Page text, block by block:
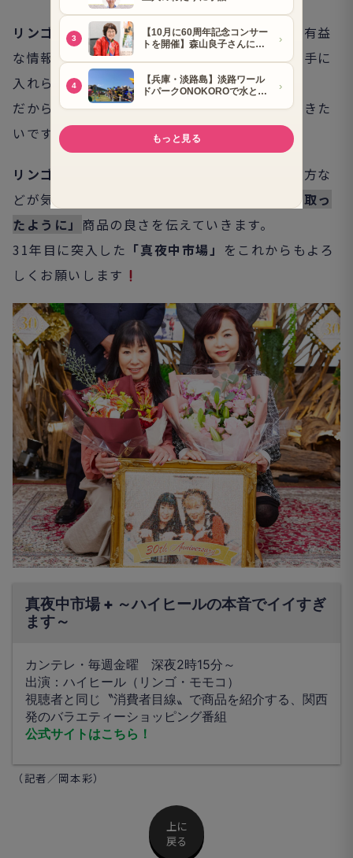
リンゴさん
例えば化粧品の成分の知識などの有益
な情報を、今はインターネットで誰でも簡単に手に
入れられる時代。
だからこそ、新しいものを次々に取り入れていきた
いです。
リンゴさん・モモコさん
中々出かけられない方な
どが気軽に自宅でお買い物できるよう、
「手に取っ
たように」 商品の良さを伝えていきます。
31年目に突入した 「真夜中市場」 をこれからもよろ
しくお願いします
真夜中市場 + ～ハイヒールの本音でイイすぎ
ます～
カンテレ・毎週金曜 深夜2時15分～
出演：ハイヒール（リンゴ・モモコ）
視聴者と同じ〝消費者目線〟で商品を紹介する、関西
発のバラエティーショッピング番組
公式サイトはこちら！
（記者／岡本彩）
上に
戻る